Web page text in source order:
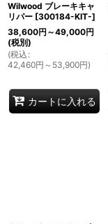
Wilwood ブレーキキャ
リパー [300184-KIT-]
38,600円 ～49,000円
(税別)
(税込 :
42,460円 ～53,900円)
カートに入れる